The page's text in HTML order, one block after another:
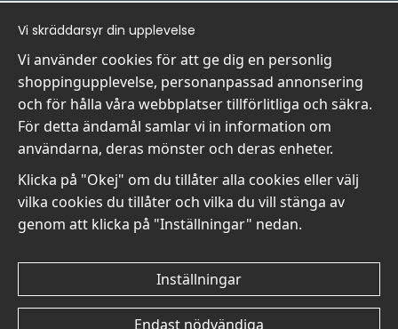
Handla
- Frågor? Vi hjälper dig gärna.
- När du handlar hos oss
- Returer och återbetalningar
- Leverans - enkelt, snabbt &amp; gratis
- Cookies på Wallnest
- Här hittar du dina sparade favoriter
Vi är Wallnest
Nyhetsbrev
Få våra bästa erbjudanden och nyheter!
Skicka
Vi skräddarsyr din upplevelse
Vi använder cookies för att ge dig en personlig
shoppingupplevelse, personanpassad annonsering
och för hålla våra webbplatser tillförlitliga och säkra.
För detta ändamål samlar vi in information om
användarna, deras mönster och deras enheter.
Klicka på "Okej" om du tillåter alla cookies eller välj
vilka cookies du tillåter och vilka du vill stänga av
genom att klicka på "Inställningar" nedan.
Inställningar
Endast nödvändiga